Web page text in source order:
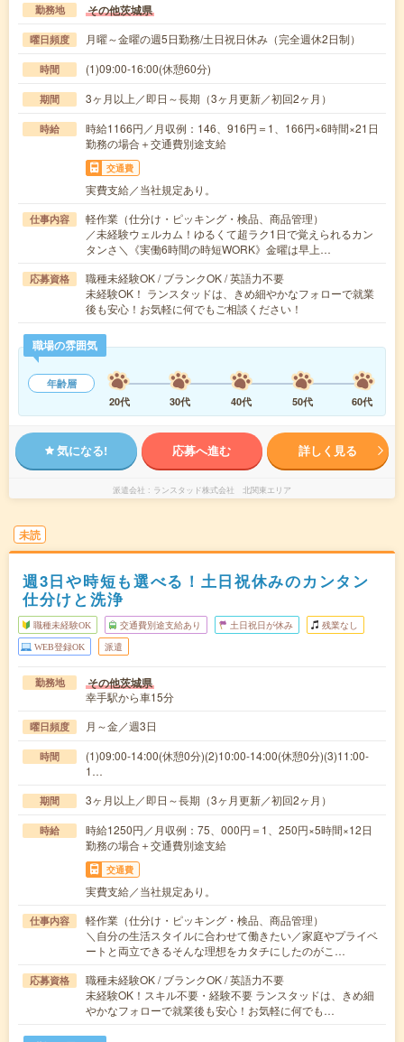
勤務地 その他茨城県
曜日頻度 月曜～金曜の週5日勤務/土日祝日休み（完全週休2日制）
時間 (1)09:00-16:00(休憩60分)
期間 3ヶ月以上／即日～長期（3ヶ月更新／初回2ヶ月）
時給
時給1166円／月収例：146、916円＝1、166円×6時間×21日
勤務の場合＋交通費別途支給
交通費
実費支給／当社規定あり。
仕事内容
軽作業（仕分け・ピッキング・検品、商品管理）
／未経験ウェルカム！ゆるくて超ラク1日で覚えられるカン
タンさ＼《実働6時間の時短WORK》金曜は早上…
応募資格
職種未経験OK / ブランクOK / 英語力不要
未経験OK！ ランスタッドは、きめ細やかなフォローで就業
後も安心！お気軽に何でもご相談ください！
職場の雰囲気
年齢層
20代
30代 40代 50代 60代
気になる! 応募へ進む 詳しく見る
派遣会社 ランスタッド株式会社 北関東エリア
未読
週3日や時短も選べる！土日祝休みのカンタン
仕分けと洗浄
職種未経験OK 交通費別途支給あり 土日祝日が休み 残業なし
WEB登録OK 派遣
勤務地 その他茨城県
幸手駅から車15分
曜日頻度 月～金／週3日
時間
(1)09:00-14:00(休憩0分)(2)10:00-14:00(休憩0分)(3)11:00-
1…
期間 3ヶ月以上／即日～長期（3ヶ月更新／初回2ヶ月）
時給
時給1250円／月収例：75、000円＝1、250円×5時間×12日
勤務の場合＋交通費別途支給
交通費
実費支給／当社規定あり。
仕事内容
軽作業（仕分け・ピッキング・検品、商品管理）
＼自分の生活スタイルに合わせて働きたい／家庭やプライベ
ートと両立できるそんな理想をカタチにしたのがこ…
応募資格
職種未経験OK / ブランクOK / 英語力不要
未経験OK！スキル不要・経験不要 ランスタッドは、きめ細
やかなフォローで就業後も安心！お気軽に何でも…